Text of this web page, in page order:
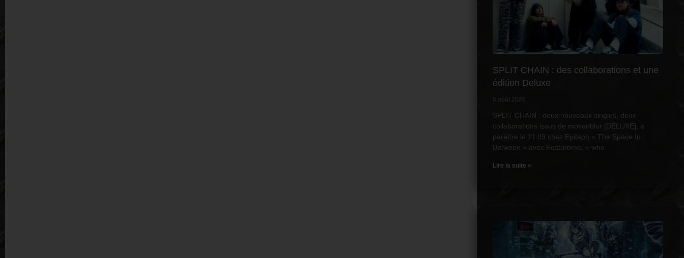
SPLIT CHAIN : des collaborations et une
édition Deluxe
6 août 2026
SPLIT CHAIN : deux nouveaux singles, deux
collaborations issus de motionblur [DELUXE], à
paraître le 11.09 chez Epitaph « The Space In
Between » avec Postdrome, « who
Lire la suite »